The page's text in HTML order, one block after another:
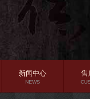
新闻中心
NEWS
售